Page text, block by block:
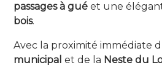
passages à gué et une
bois.
Avec la proximité immédiate
municipal et de la Neste du